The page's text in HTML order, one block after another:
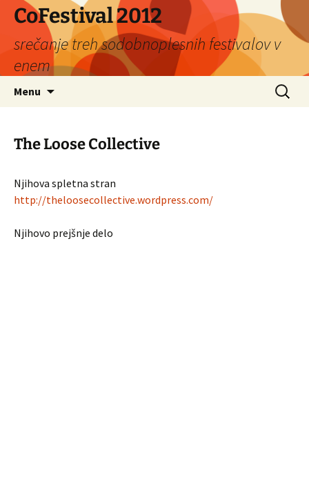
Skip
content
CoFestival 2012
srečanje treh sodobnoplesnih festivalov v
enem
Menu
Search
for:
The Loose Collective
Njihova spletna stran
http://theloosecollective.wordpress.com/
Njihovo prejšnje delo